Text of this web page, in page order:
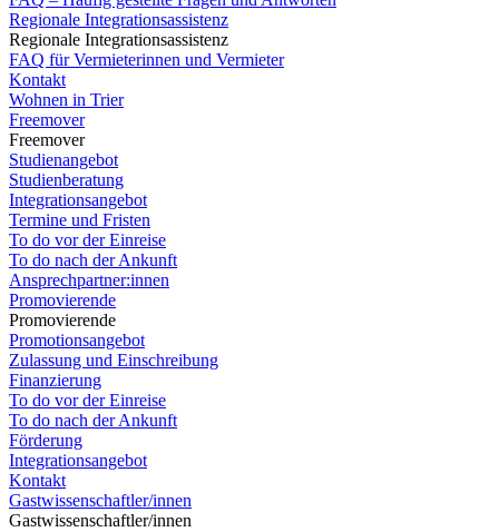
Regionale Integrationsassistenz
Regionale Integrationsassistenz
FAQ für Vermieterinnen und Vermieter
Kontakt
Wohnen in Trier
Freemover
Freemover
Studienangebot
Studienberatung
Integrationsangebot
Termine und Fristen
To do vor der Einreise
To do nach der Ankunft
Ansprechpartner:innen
Promovierende
Promovierende
Promotionsangebot
Zulassung und Einschreibung
Finanzierung
To do vor der Einreise
To do nach der Ankunft
Förderung
Integrationsangebot
Kontakt
Gastwissenschaftler/innen
Gastwissenschaftler/innen